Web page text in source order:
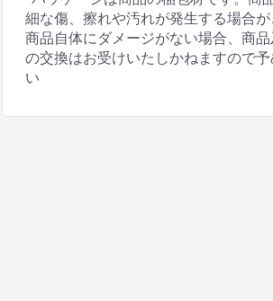
細な傷、擦れや汚れが発生する場合が
商品自体にダメージがない場合、商
の交換はお受けいたしかねますので
い